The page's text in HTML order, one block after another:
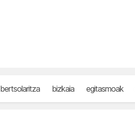
bertsolaritza bizkaia egitasmoak